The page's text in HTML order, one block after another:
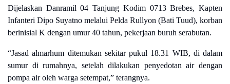
Dijelaskan Danramil 04 Tanjung Kodim 0713 Brebes, Kapten
Infanteri Dipo Suyatno melalui Pelda Rullyon (Bati Tuud), korban
berinisial K dengan umur 40 tahun, pekerjaan buruh serabutan.
“Jasad almarhum ditemukan sekitar pukul 18.31 WIB, di dalam
sumur di rumahnya, setelah dilakukan penyedotan air dengan
pompa air oleh warga setempat,” terangnya.